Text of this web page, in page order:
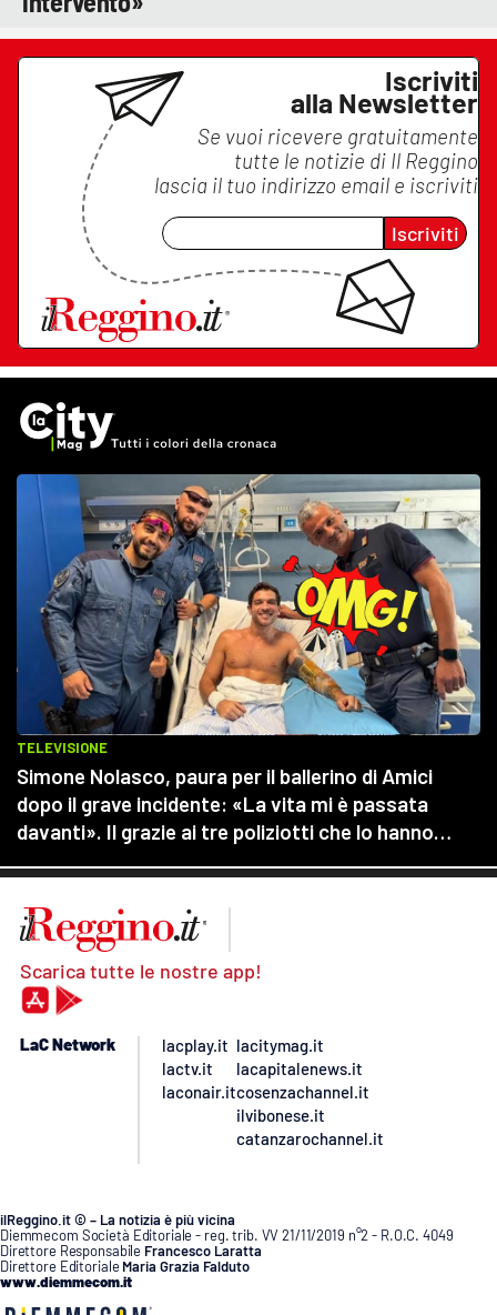
Iscriviti
alla Newsletter
Se vuoi ricevere gratuitamente
tutte le notizie di Il Reggino
lascia il tuo indirizzo email e iscriviti
Iscriviti
Scarica tutte le nostre app!
LaC Network
lacplay.it
lactv.it
laconair.it
lacitymag.it
lacapitalenews.it
cosenzachannel.it
ilvibonese.it
catanzarochannel.it
ilReggino.it © – La notizia è più vicina
Diemmecom Società Editoriale - reg. trib. VV 21/11/2019 n°2 - R.O.C. 4049
Direttore Responsabile Francesco Laratta
Direttore Editoriale Maria Grazia Falduto
www.diemmecom.it